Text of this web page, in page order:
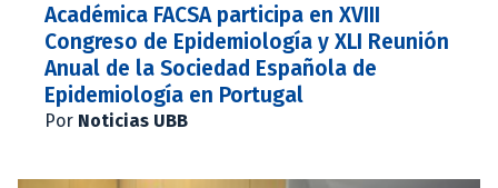
Académica FACSA participa en XVIII
Congreso de Epidemiología y XLI Reunión
Anual de la Sociedad Española de
Epidemiología en Portugal
Por Noticias UBB